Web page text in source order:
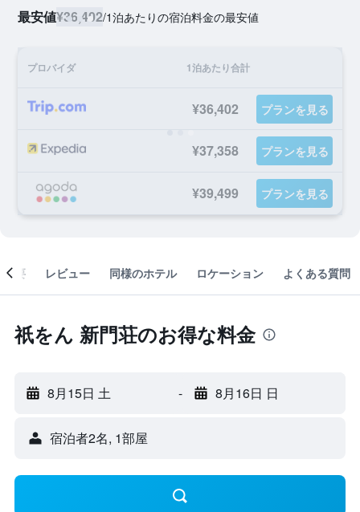
最安値¥36,402/1泊あたりの宿泊料金の最安値
プロバイダ 1泊あたり合計
¥36,402 プランを見る
¥37,358 プランを見る
¥39,499 プランを見る
概要 レビュー 同様のホテル ロケーション よくある質問
祇をん 新門荘のお得な料金
8月15日 土 - 8月16日 日
宿泊者2名, 1​部屋